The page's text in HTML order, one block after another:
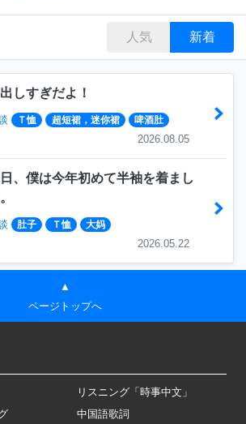
人気 新着
しすぎだよ！
Ｔ恤 超短裙，迷你裙 啤酒肚
2026.08.05
、僕は今年初めて半袖を着まし
肚子 Ｔ恤 大妈
2026.05.22
▲
ページトップへ
リスニング「時事中文」
中国語歌詞